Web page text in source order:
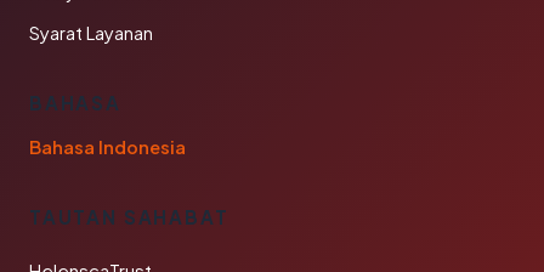
Syarat Layanan
BAHASA
Bahasa Indonesia
TAUTAN SAHABAT